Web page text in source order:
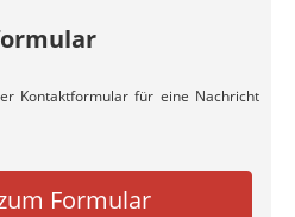
Kontaktformular für eine Nachricht
Formular